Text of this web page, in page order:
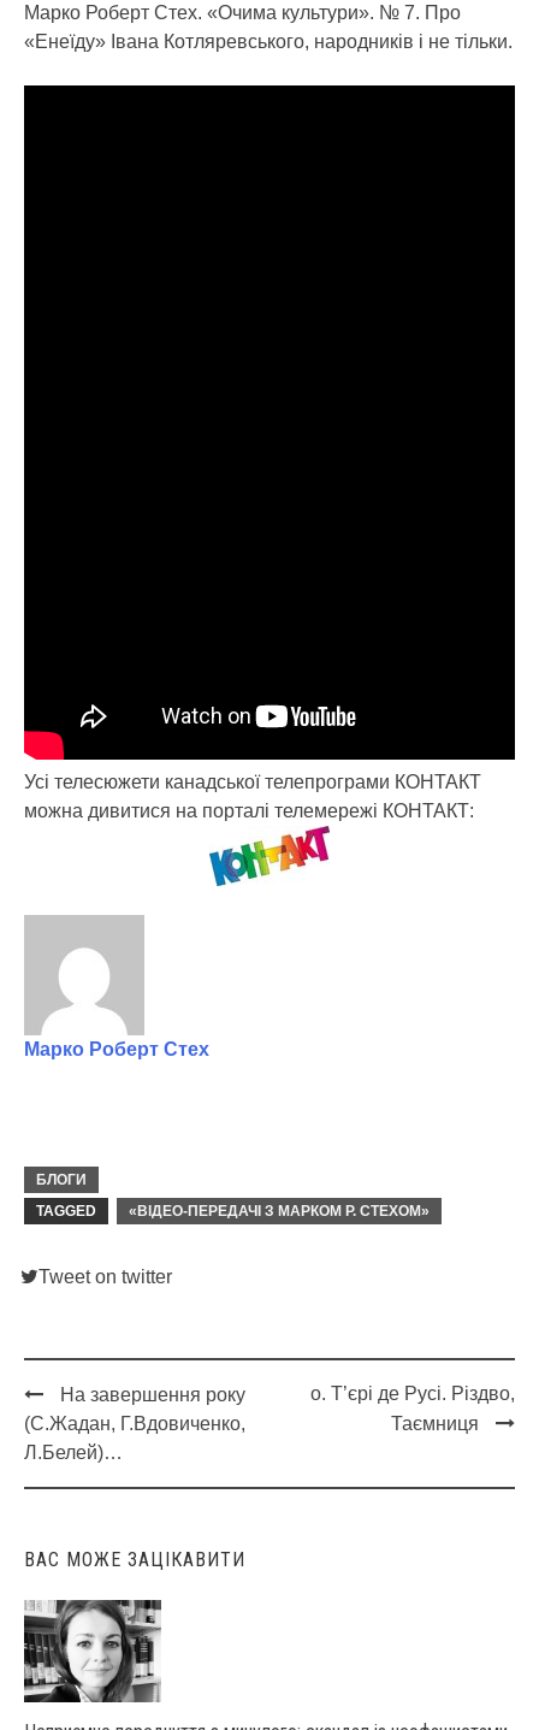
Марко Роберт Стех. «Очима культури». № 7. Про
«Енеїду» Івана Котляревського, народників і не тільки.
Усі телесюжети канадської телепрограми КОНТАКТ
можна дивитися на порталі телемережі КОНТАКТ:
Марко Роберт Стех
БЛОГИ
TAGGED
«ВІДЕО-ПЕРЕДАЧІ З МАРКОМ Р. СТЕХОМ»
Tweet on twitter
Post
navigation
На завершення року
(С.Жадан, Г.Вдовиченко,
Л.Белей)…
о. Т’єрі де Русі. Різдво,
Таємниця
ВАС МОЖЕ ЗАЦІКАВИТИ